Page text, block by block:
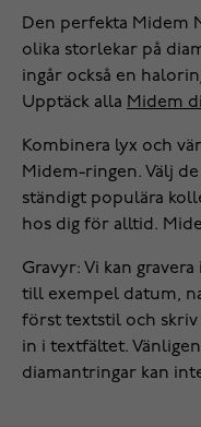
Den perfekta Midem
olika storlekar på
ingår också en
Upptäck alla Midem
Kombinera lyx och
Midem-ringen. Välj
ständigt populära
hos dig för alltid.
Gravyr: Vi kan
till exempel datum,
först textstil och skriv
in i textfältet.
diamantringar kan